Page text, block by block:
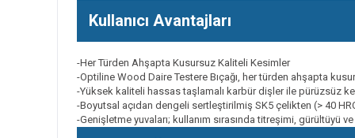
Kullanıcı Avantajları
-Her Türden Ahşapta Kusursuz Kaliteli Kesimler
-Optiline Wood Daire Testere Bıçağı, her türden ahşapta
-Yüksek kaliteli hassas taşlamalı karbür dişler ile pürüzsüz
-Boyutsal açıdan dengeli sertleştirilmiş SK5 çelikten (> 40
-Genişletme yuvaları; kullanım sırasında titreşimi, gürültüyü ve